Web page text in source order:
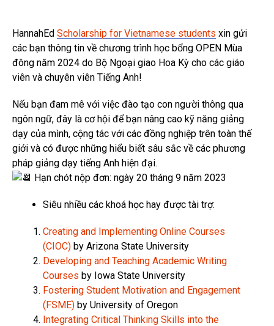
HannahEd Scholarship for Vietnamese students xin gửi
các bạn thông tin về chương trình học bổng OPEN Mùa
đông năm 2024 do Bộ Ngoại giao Hoa Kỳ cho các giáo
viên và chuyên viên Tiếng Anh!
Nếu bạn đam mê với việc đào tạo con người thông qua
ngôn ngữ, đây là cơ hội để bạn nâng cao kỹ năng giảng
dạy của mình, cộng tác với các đồng nghiệp trên toàn thế
giới và có được những hiểu biết sâu sắc về các phương
pháp giảng dạy tiếng Anh hiện đại.
Hạn chót nộp đơn: ngày 20 tháng 9 năm 2023
Siêu nhiều các khoá học hay được tài trợ:
Creating and Implementing Online Courses
(CIOC) by Arizona State University
Developing and Teaching Academic Writing
Courses by Iowa State University
Fostering Student Motivation and Engagement
(FSME) by University of Oregon
Integrating Critical Thinking Skills into the